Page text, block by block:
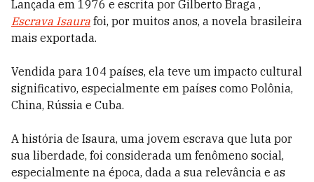
Lançada em 1976 e escrita por Gilberto Braga ,
Escrava Isaura foi, por muitos anos, a novela brasileira
mais exportada.
Vendida para 104 países, ela teve um impacto cultural
significativo, especialmente em países como Polônia,
China, Rússia e Cuba.
A história de Isaura, uma jovem escrava que luta por
sua liberdade, foi considerada um fenômeno social,
especialmente na época, dada a sua relevância e as